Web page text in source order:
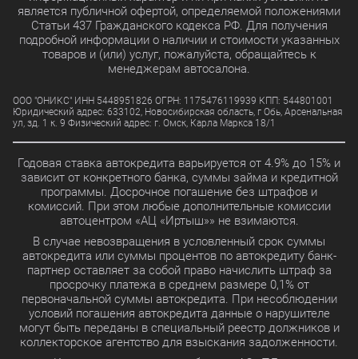
является публичной офертой, определяемой положениями
Статьи 437 Гражданского кодекса РФ. Для получения
подробной информации о наличии и стоимости указанных
товаров и (или) услуг, пожалуйста, обращайтесь к
менеджерам автосалона.
ООО "ОНИКС" ИНН 5448951826 ОГРН: 1175476119939 КПП: 544801001
Юридический адрес: 633102, Новосибирская область, г Обь, Арсенальная
ул, зд. 1 к. 9 Физический адрес: г. Омск, Карла Маркса 18/1
Годовая ставка автокредита варьируется от 4.9% до 15% и
зависит от конкретного банка, суммы займа и кредитной
программы. Досрочное погашение без штрафов и
комиссий. При этом любые дополнительные комиссии
автоцентром «АЦ «Иртыш»» не взимаются.
В случае невозвращения в условленный срок суммы
автокредита или суммы процентов по автокредиту банк-
партнер оставляет за собой право начислить штраф за
просрочку платежа в среднем размере 0,1% от
первоначальной суммы автокредита. При несоблюдении
условий погашения автокредита данные о нарушителе
могут быть переданы в специальный реестр должников и
коллекторское агентство для взыскания задолженности.